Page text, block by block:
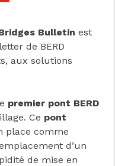
Bulletin est
de BERD
aux solutions
premier pont BERD
Ce pont
place comme
d’un
de mise en